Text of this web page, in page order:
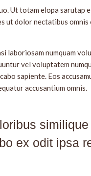
Ut totam elopa sarutap
ut dolor nectatibus
laboriosam numquam
vel voluptatem
sapiente. Eos
accusantium omnis.
ex odit ipsa